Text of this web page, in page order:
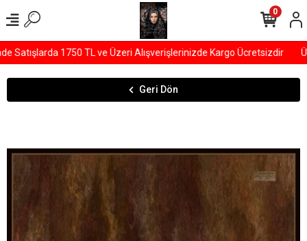
1750 TL ve Üzeri Alışverişlerinizde Kargo Ücretsizdir
0
Geri Dön